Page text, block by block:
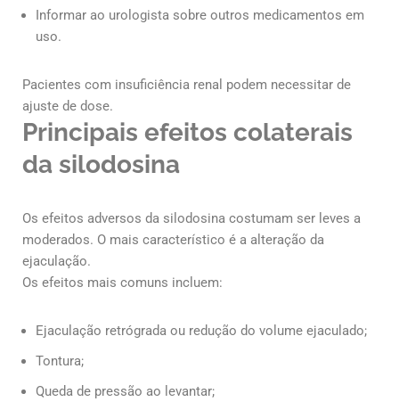
Informar ao urologista sobre outros medicamentos em
uso.
Pacientes com insuficiência renal podem necessitar de
ajuste de dose.
Principais efeitos colaterais
da silodosina
Os efeitos adversos da silodosina costumam ser leves a
moderados. O mais característico é a alteração da
ejaculação.
Os efeitos mais comuns incluem:
Ejaculação retrógrada ou redução do volume ejaculado;
Tontura;
Queda de pressão ao levantar;